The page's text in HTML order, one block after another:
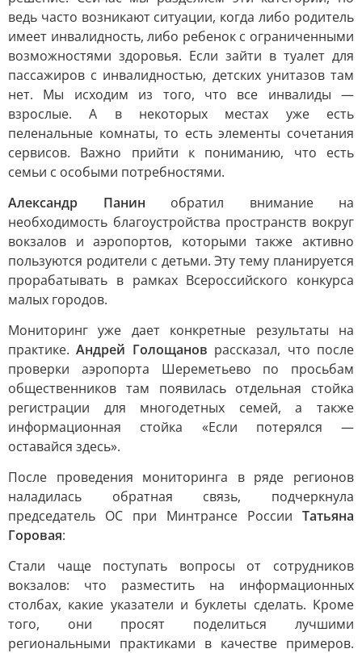
ведь часто возникают ситуации, когда либо родитель
имеет инвалидность, либо ребенок с ограниченными
возможностями здоровья. Если зайти в туалет для
пассажиров с инвалидностью, детских унитазов там
нет. Мы исходим из того, что все инвалиды —
взрослые. А в некоторых местах уже есть
пеленальные комнаты, то есть элементы сочетания
сервисов. Важно прийти к пониманию, что есть
семьи с особыми потребностями.
Александр Панин обратил внимание на
необходимость благоустройства пространств вокруг
вокзалов и аэропортов, которыми также активно
пользуются родители с детьми. Эту тему планируется
прорабатывать в рамках Всероссийского конкурса
малых городов.
Мониторинг уже дает конкретные результаты на
практике.Андрей Голощанов рассказал, что после
проверки аэропорта Шереметьево по просьбам
общественников там появилась отдельная стойка
регистрации для многодетных семей, а также
информационная стойка «Если потерялся —
оставайся здесь».
После проведения мониторинга в ряде регионов
наладилась обратная связь, подчеркнула
председатель ОС при Минтрансе России Татьяна
Горовая:
Стали чаще поступать вопросы от сотрудников
вокзалов: что разместить на информационных
столбах, какие указатели и буклеты сделать. Кроме
того, они просят поделиться лучшими
региональными практиками в качестве примеров.